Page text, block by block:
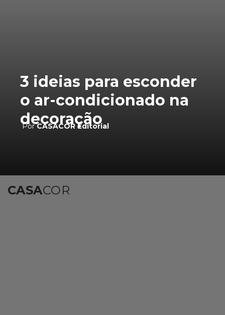
3 ideias para esconder
o ar-condicionado na
decoração
PorCASACOR Editorial
CASACOR